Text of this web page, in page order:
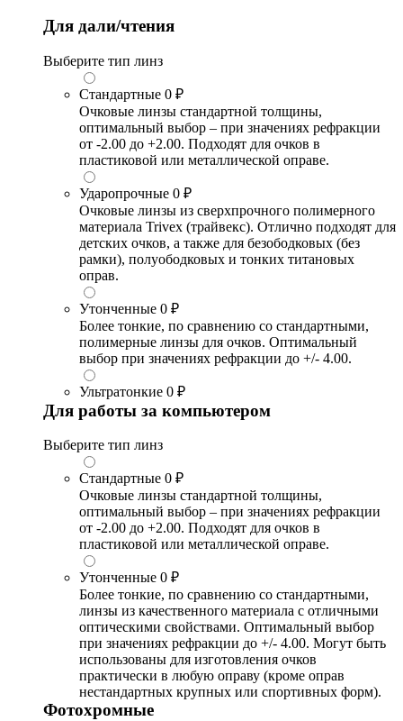
Для дали/чтения
Выберите тип линз
Стандартные 0 ₽
Очковые линзы стандартной толщины,
оптимальный выбор – при значениях рефракции
от -2.00 до +2.00. Подходят для очков в
пластиковой или металлической оправе.
Ударопрочные 0 ₽
Очковые линзы из сверхпрочного полимерного
материала Trivex (трайвекс). Отлично подходят для
детских очков, а также для безободковых (без
рамки), полуободковых и тонких титановых
оправ.
Утонченные 0 ₽
Более тонкие, по сравнению со стандартными,
полимерные линзы для очков. Оптимальный
выбор при значениях рефракции до +/- 4.00.
Ультратонкие 0 ₽
Для работы за компьютером
Выберите тип линз
Стандартные 0 ₽
Очковые линзы стандартной толщины,
оптимальный выбор – при значениях рефракции
от -2.00 до +2.00. Подходят для очков в
пластиковой или металлической оправе.
Утонченные 0 ₽
Более тонкие, по сравнению со стандартными,
линзы из качественного материала с отличными
оптическими свойствами. Оптимальный выбор
при значениях рефракции до +/- 4.00. Могут быть
использованы для изготовления очков
практически в любую оправу (кроме оправ
нестандартных крупных или спортивных форм).
Фотохромные